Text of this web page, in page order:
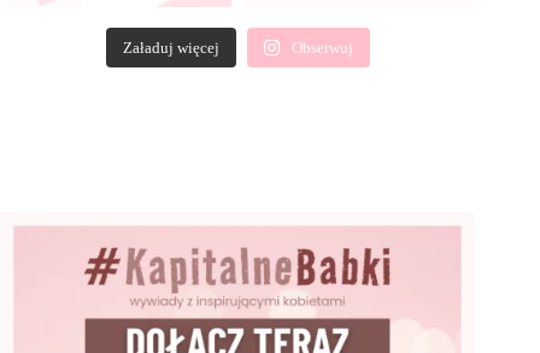
Załaduj więcej Obserwuj